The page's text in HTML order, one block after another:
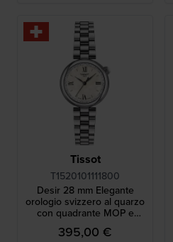
Tissot
T1520101111800
Desir 28 mm Elegante
orologio svizzero al quarzo
con quadrante MOP e
cristalli
395,00 €